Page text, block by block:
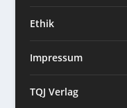
Ethik
Impressum
TQJ Verlag